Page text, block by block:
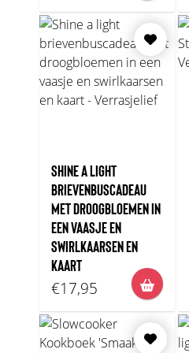
SHINE A LIGHT
BRIEVENBUSCADEAU
MET DROOGBLOEMEN IN
EEN VAASJE EN
SWIRLKAARSEN EN
KAART
€17,95